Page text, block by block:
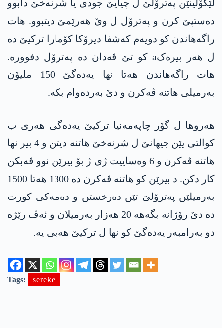
لێکۆلینێن پەترۆلێ ل چیایێ جودی یا شرنەخێ دابوو
دەستپێ کرن و پەترۆل ل وێ ھەرێمێ دیتبوو. ھات
راگەھاندن کو دویەم کەشفا دیرۆکا کۆمارا ترکیێ دە
ل ھەر بیرەکa کو تێ ڤەدان دە پەترۆل دفوورە.
ھات راگەھاندن ھەتا نھا یەدەگێ 150 ملیۆن
بەرمیلی ھاتنە ڤەکرن و دێ بەردەوام بکە.
ھەروھا ل گۆر چاپەمەنیا ترکیێ یەدەگی ھەری ب
کوالتی یێن جیھانێ ل شرنەخێ ھاتنە دیتن و 4 بیر نھا
ھاتنە ڤەکرن و 6 وەساییت ژی ژ بۆ بیرێن نوو ڤەبکن
کار دکن. د بیرێن کو ھاتنە ڤەکرن دە 1300 ھەتا 1500
بەرمیلێن پەترۆلێ تێن دەرخستن و دەمەکی کورت
دە دێ رۆژانە بگەھە 20 ھەزار بەرمیلان و ئەڤ رێژە
دو بەرامبەر یەدەگێ کو نھا ل ترکیێ ھەیی یە.
Tags: sereke